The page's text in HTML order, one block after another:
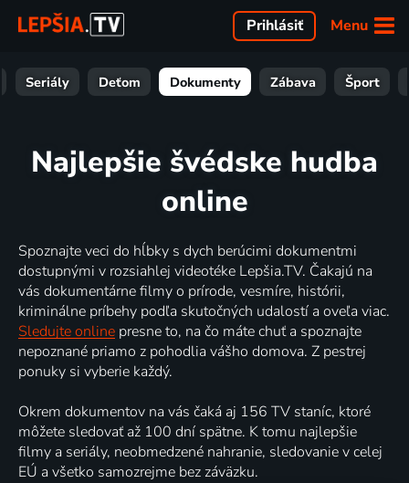
Menu
Prihlásiť
Seriály Deťom Dokumenty Zábava Šport
Najlepšie švédske hudba
online
Spoznajte veci do hĺbky s dych berúcimi dokumentmi
dostupnými v rozsiahlej videotéke Lepšia.TV. Čakajú na
vás dokumentárne filmy o prírode, vesmíre, histórii,
kriminálne príbehy podľa skutočných udalostí a oveľa viac.
Sledujte online presne to, na čo máte chuť a spoznajte
nepoznané priamo z pohodlia vášho domova. Z pestrej
ponuky si vyberie každý.
Okrem dokumentov na vás čaká aj 156 TV staníc, ktoré
môžete sledovať až 100 dní spätne. K tomu najlepšie
filmy a seriály, neobmedzené nahranie, sledovanie v celej
EÚ a všetko samozrejme bez záväzku.